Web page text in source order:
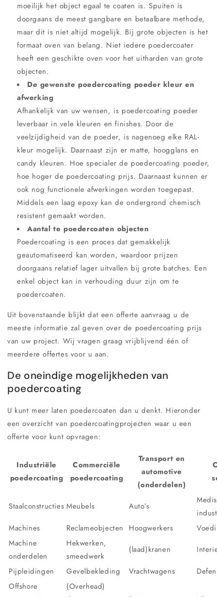
moeilijk het object egaal te coaten is. Spuiten is
doorgaans de meest gangbare en betaalbare methode,
maar dit is niet altijd mogelijk. Bij grote objecten is het
formaat oven van belang. Niet iedere poedercoater
heeft een geschikte oven voor het uitharden van grote
objecten.
De gewenste poedercoating poeder kleur en
afwerking
Afhankelijk van uw wensen, is poedercoating poeder
leverbaar in vele kleuren en finishes. Door de
veelzijdigheid van de poeder, is nagenoeg elke RAL-
kleur mogelijk. Daarnaast zijn er matte, hoogglans en
candy kleuren. Hoe specialer de poedercoating poeder,
hoe hoger de poedercoating prijs. Daarnaast kunnen er
ook nog functionele afwerkingen worden toegepast.
Middels een laag epoxy kan de ondergrond chemisch
resistent gemaakt worden.
Aantal te poedercoaten objecten
Poedercoating is een proces dat gemakkelijk
geautomatiseerd kan worden, waardoor prijzen
doorgaans relatief lager uitvallen bij grote batches. Een
enkel object kan in verhouding duur zijn om te
poedercoaten.
Uit bovenstaande blijkt dat een offerte aanvraag u de
meeste informatie zal geven over de poedercoating prijs
van uw project. Wij vragen graag vrijblijvend één of
meerdere offertes voor u aan.
De oneindige mogelijkheden van
poedercoating
U kunt meer laten poedercoaten dan u denkt. Hieronder
een overzicht van poedercoatingprojecten waar u een
offerte voor kunt opvragen:
Industriële
poedercoating
Commerciële
poedercoating
Transport en
automotive
(onderdelen)
Staalconstructies Meubels Auto’s
Machines
Reclameobjecten Hoogwerkers
Machine
onderdelen
Hekwerken,
smeedwerk
(laad)kranen
Pijpleidingen Gevelbekleding Vrachtwagens
Offshore
(Overhead)